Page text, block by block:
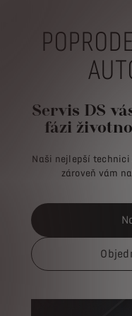
Servis DS
fázi
Naši nejlepší technici
zároveň vám